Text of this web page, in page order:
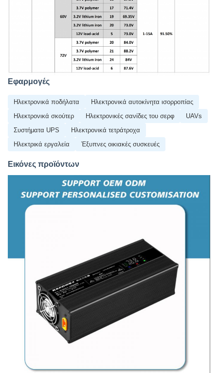
Εφαρμογές
Ηλεκτρονικά ποδήλατα
Ηλεκτρονικά αυτοκίνητα ισορροπίας
Ηλεκτρονικά σκούτερ
Ηλεκτρονικές σανίδες του σερφ
UAVs
Συστήματα UPS
Ηλεκτρονικά τετράτροχα
Ηλεκτρικά εργαλεία
Έξυπνες οικιακές συσκευές
Εικόνες προϊόντων